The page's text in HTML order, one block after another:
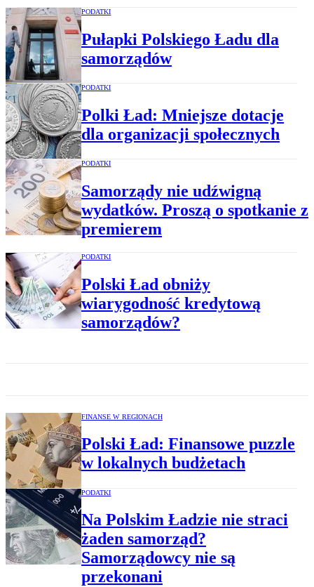
PODATKI
Pułapki Polskiego Ładu dla
samorządów
PODATKI
Polki Ład: Mniejsze dotacje
dla organizacji społecznych
PODATKI
Samorządy nie udźwigną
wydatków. Proszą o spotkanie z
premierem
PODATKI
Polski Ład obniży
wiarygodność kredytową
samorządów?
FINANSE W REGIONACH
Polski Ład: Finansowe puzzle
w lokalnych budżetach
PODATKI
Na Polskim Ładzie nie straci
żaden samorząd?
Samorządowcy nie są
przekonani